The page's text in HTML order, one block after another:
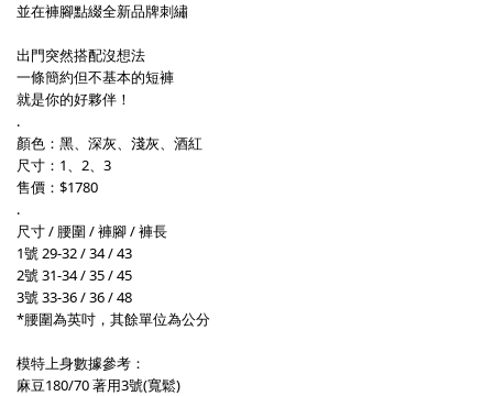
並在褲腳點綴全新品牌刺繡
出門突然搭配沒想法
一條簡約但不基本的短褲
就是你的好夥伴！
.
顏色：黑、深灰、淺灰、酒紅
尺寸：1、2、3
售價：$1780
.
尺寸 / 腰圍 / 褲腳 / 褲長
1號 29-32 / 34 / 43
2號 31-34 / 35 / 45
3號 33-36 / 36 / 48
*腰圍為英吋，其餘單位為公分
模特上身數據參考：
麻豆180/70 著用3號(寬鬆)